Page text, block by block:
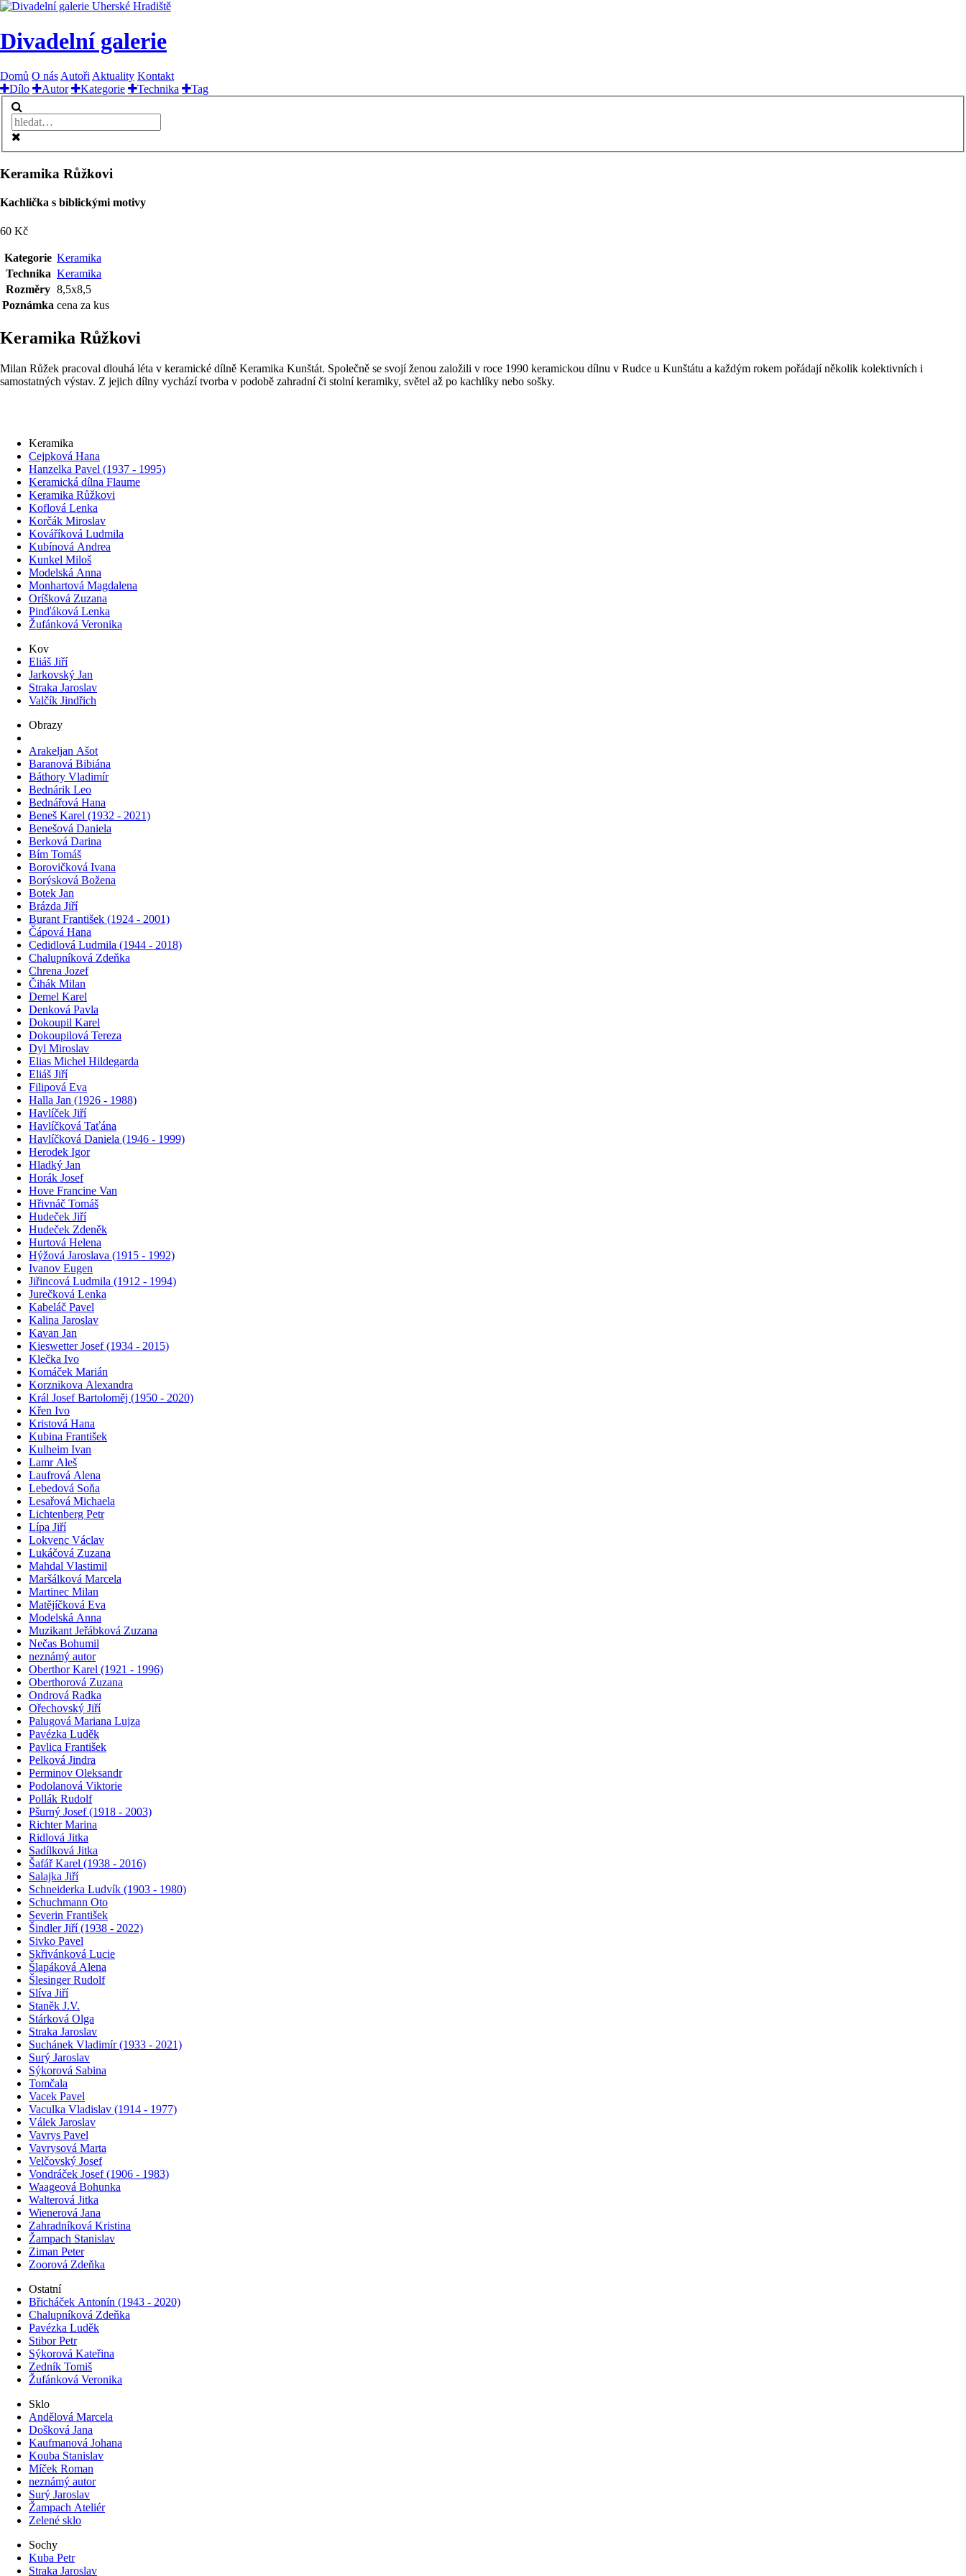
Divadelní galerie
Domů O nás Autoři Aktuality Kontakt
Dílo Autor Kategorie Technika Tag
Keramika Růžkovi
Kachlička s biblickými motivy
60 Kč
Kategorie Keramika
Technika Keramika
Rozměry 8,5x8,5
Poznámka cena za kus
Keramika Růžkovi
Milan Růžek pracoval dlouhá léta v keramické dílně Keramika Kunštát. Společně se svojí ženou založili v roce 1990 keramickou dílnu v Rudce u Kunštátu a každým rokem pořádají několik kolektivních i
samostatných výstav. Z jejich dílny vychází tvorba v podobě zahradní či stolní keramiky, světel až po kachlíky nebo sošky.
Keramika
Cejpková Hana
Hanzelka Pavel (1937 - 1995)
Keramická dílna Flaume
Keramika Růžkovi
Koflová Lenka
Korčák Miroslav
Kováříková Ludmila
Kubínová Andrea
Kunkel Miloš
Modelská Anna
Monhartová Magdalena
Oríšková Zuzana
Pinďáková Lenka
Žufánková Veronika
Kov
Eliáš Jiří
Jarkovský Jan
Straka Jaroslav
Valčík Jindřich
Obrazy
Arakeljan Ašot
Baranová Bibiána
Báthory Vladimír
Bednárik Leo
Bednářová Hana
Beneš Karel (1932 - 2021)
Benešová Daniela
Berková Darina
Bím Tomáš
Borovičková Ivana
Borýsková Božena
Botek Jan
Brázda Jiří
Burant František (1924 - 2001)
Čápová Hana
Cedidlová Ludmila (1944 - 2018)
Chalupníková Zdeňka
Chrena Jozef
Čihák Milan
Demel Karel
Denková Pavla
Dokoupil Karel
Dokoupilová Tereza
Dyl Miroslav
Elias Michel Hildegarda
Eliáš Jiří
Filipová Eva
Halla Jan (1926 - 1988)
Havlíček Jiří
Havlíčková Taťána
Havlíčková Daniela (1946 - 1999)
Herodek Igor
Hladký Jan
Horák Josef
Hove Francine Van
Hřivnáč Tomáš
Hudeček Jiří
Hudeček Zdeněk
Hurtová Helena
Hýžová Jaroslava (1915 - 1992)
Ivanov Eugen
Jiřincová Ludmila (1912 - 1994)
Jurečková Lenka
Kabeláč Pavel
Kalina Jaroslav
Kavan Jan
Kieswetter Josef (1934 - 2015)
Klečka Ivo
Komáček Marián
Korznikova Alexandra
Král Josef Bartoloměj (1950 - 2020)
Křen Ivo
Kristová Hana
Kubina František
Kulheim Ivan
Lamr Aleš
Laufrová Alena
Lebedová Soňa
Lesařová Michaela
Lichtenberg Petr
Lípa Jiří
Lokvenc Václav
Lukáčová Zuzana
Mahdal Vlastimil
Maršálková Marcela
Martinec Milan
Matějíčková Eva
Modelská Anna
Muzikant Jeřábková Zuzana
Nečas Bohumil
neznámý autor
Oberthor Karel (1921 - 1996)
Oberthorová Zuzana
Ondrová Radka
Ořechovský Jiří
Palugová Mariana Lujza
Pavézka Luděk
Pavlica František
Pelková Jindra
Perminov Oleksandr
Podolanová Viktorie
Pollák Rudolf
Pšurný Josef (1918 - 2003)
Richter Marina
Ridlová Jitka
Sadílková Jitka
Šafář Karel (1938 - 2016)
Salajka Jiří
Schneiderka Ludvík (1903 - 1980)
Schuchmann Oto
Severin František
Šindler Jiří (1938 - 2022)
Sivko Pavel
Skřivánková Lucie
Šlapáková Alena
Šlesinger Rudolf
Slíva Jiří
Staněk J.V.
Stárková Olga
Straka Jaroslav
Suchánek Vladimír (1933 - 2021)
Surý Jaroslav
Sýkorová Sabina
Tomčala
Vacek Pavel
Vaculka Vladislav (1914 - 1977)
Válek Jaroslav
Vavrys Pavel
Vavrysová Marta
Velčovský Josef
Vondráček Josef (1906 - 1983)
Waageová Bohunka
Walterová Jitka
Wienerová Jana
Zahradníková Kristina
Žampach Stanislav
Ziman Peter
Zoorová Zdeňka
Ostatní
Břicháček Antonín (1943 - 2020)
Chalupníková Zdeňka
Pavézka Luděk
Stibor Petr
Sýkorová Kateřina
Zedník Tomiš
Žufánková Veronika
Sklo
Andělová Marcela
Došková Jana
Kaufmanová Johana
Kouba Stanislav
Míček Roman
neznámý autor
Surý Jaroslav
Žampach Ateliér
Zelené sklo
Sochy
Kuba Petr
Straka Jaroslav